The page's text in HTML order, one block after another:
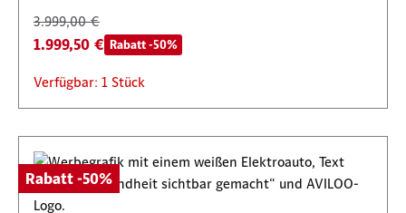
3.999,00 €
1.999,50 € Rabatt -50%
Verfügbar: 1 Stück
Rabatt -50%